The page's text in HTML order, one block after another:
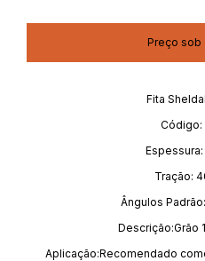
Fita
Código:
Espessura:
Tração:
Ângulos
Descrição:Grão
Aplicação:Recomendado